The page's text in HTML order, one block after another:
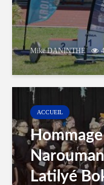
Mike DANINTHE
ACCUEIL
Latilyé